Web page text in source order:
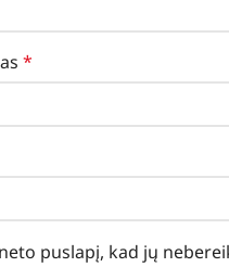
*
puslapį, kad jų